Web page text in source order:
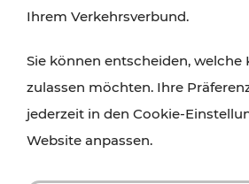
Ihrem Verkehrsverbund.
Sie können entscheiden, welche
zulassen möchten. Ihre
jederzeit in den Cookie-
Website anpassen.